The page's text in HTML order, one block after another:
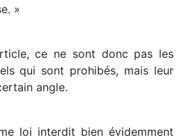
»
ce ne sont donc pas les
qui sont prohibés, mais leur
angle.
loi interdit bien évidemment